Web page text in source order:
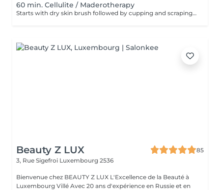
60 min. Cellulite / Maderotherapy
Starts with dry skin brush followed by cupping and scraping uses fight against cellulite gel and oil. Recommendation 10 session with a discount price.
Beauty Z LUX
85
3, Rue Sigefroi Luxembourg 2536
Bienvenue chez BEAUTY Z LUX L'Excellence de la Beauté à
Luxembourg Villé Avec 20 ans d'expérience en Russie et en